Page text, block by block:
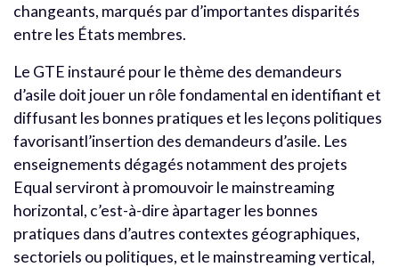
changeants, marqués par d’importantes disparités
entre les États membres.
Le GTE instauré pour le thème des demandeurs
d’asile doit jouer un rôle fondamental en identifiant et
diffusant les bonnes pratiques et les leçons politiques
favorisantl’insertion des demandeurs d’asile. Les
enseignements dégagés notamment des projets
Equal serviront à promouvoir le mainstreaming
horizontal, c’est-à-dire àpartager les bonnes
pratiques dans d’autres contextes géographiques,
sectoriels ou politiques, et le mainstreaming vertical,